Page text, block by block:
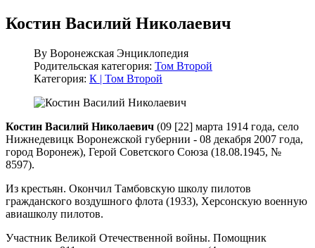
Костин Василий Николаевич
By Воронежская Энциклопедия
Родительская категория: Том Второй
Категория: К | Том Второй
Костин Василий Николаевич (09 [22] марта 1914 года, село
Нижнедевицк Воронежской губернии - 08 декабря 2007 года,
город Воронеж), Герой Советского Союза (18.08.1945, №
8597).
Из крестьян. Окончил Тамбовскую школу пилотов
гражданского воздушного флота (1933), Херсонскую военную
авиашколу пилотов.
Участник Великой Отечественной войны. Помощник